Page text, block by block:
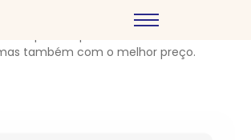
aquela receita especial, quanto para
também com o melhor preço.